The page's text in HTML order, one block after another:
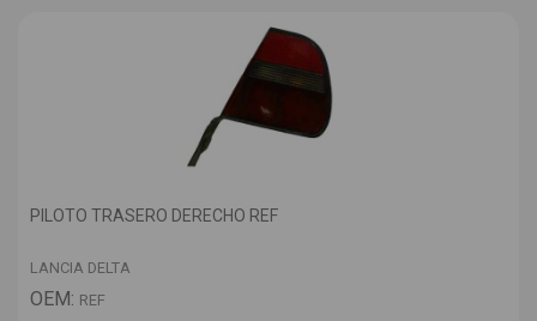
PILOTO TRASERO DERECHO REF
LANCIA DELTA
OEM: REF